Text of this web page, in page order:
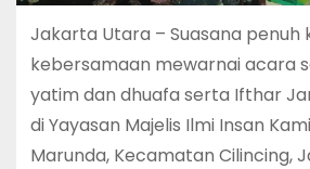
Jakarta Utara – Suasana penuh
kebersamaan mewarnai acara
yatim dan dhuafa serta Ifthar
di Yayasan Majelis Ilmi Insan
Marunda, Kecamatan Cilincing,